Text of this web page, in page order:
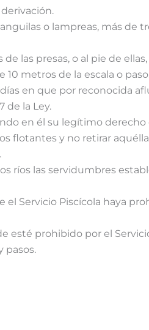
o lampreas, más de
las presas, o al pie de
metros de la escala o
en que por reconocida
de la Ley.
en él su legítimo derecho
flotantes y no retirar
ríos las servidumbres
el Servicio Piscícola haya
esté prohibido por el
pasos.